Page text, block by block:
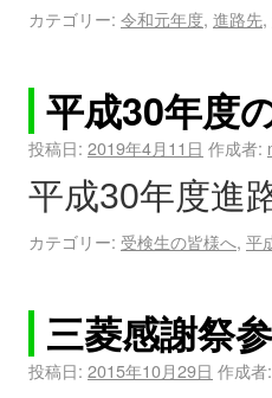
カテゴリー: 令和元年度, 進路先,
平成30年度
投稿日: 2019年4月11日 作成者:
平成30年度進
カテゴリー: 受検生の皆様へ, 平
三菱感謝祭
投稿日: 2015年10月29日 作成者: